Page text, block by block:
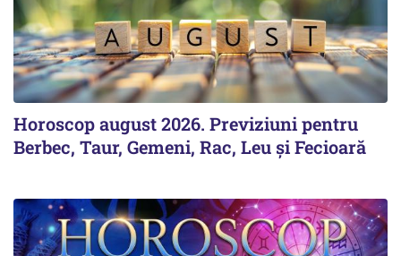
Horoscop august 2026. Previziuni pentru
Berbec, Taur, Gemeni, Rac, Leu și Fecioară